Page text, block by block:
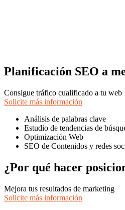
Planificación SEO a
Consigue tráfico cualificado a tu web
Solicite más información
Análisis de palabras clave
Estudio de tendencias de
Optimización Web
SEO de Contenidos y redes
¿Por qué hacer
Mejora tus resultados de marketing
Solicite más información